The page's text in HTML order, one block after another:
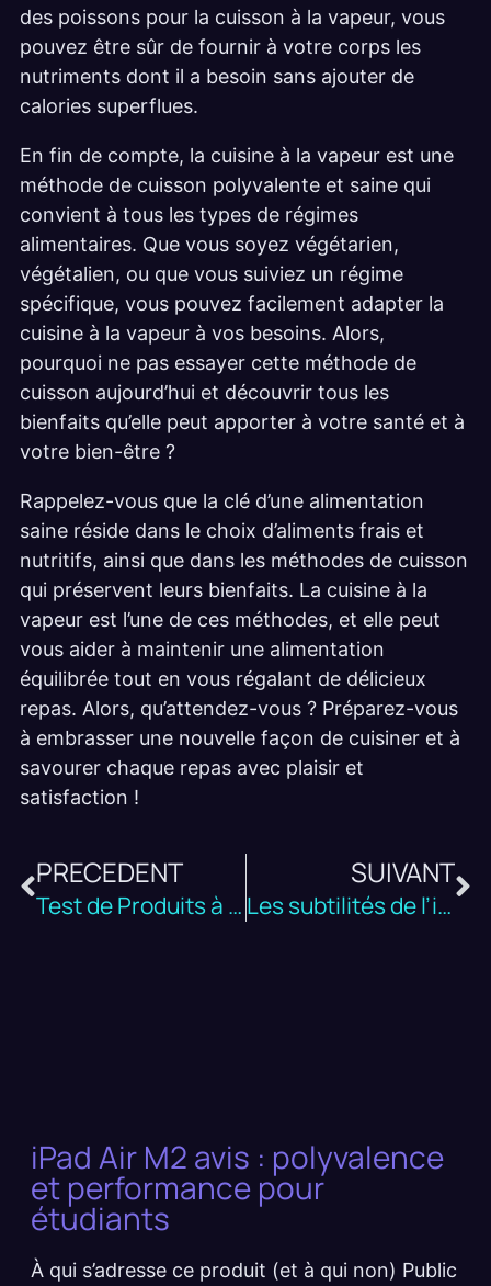
des poissons pour la cuisson à la vapeur, vous
pouvez être sûr de fournir à votre corps les
nutriments dont il a besoin sans ajouter de
calories superflues.
En fin de compte, la cuisine à la vapeur est une
méthode de cuisson polyvalente et saine qui
convient à tous les types de régimes
alimentaires. Que vous soyez végétarien,
végétalien, ou que vous suiviez un régime
spécifique, vous pouvez facilement adapter la
cuisine à la vapeur à vos besoins. Alors,
pourquoi ne pas essayer cette méthode de
cuisson aujourd’hui et découvrir tous les
bienfaits qu’elle peut apporter à votre santé et à
votre bien-être ?
Rappelez-vous que la clé d’une alimentation
saine réside dans le choix d’aliments frais et
nutritifs, ainsi que dans les méthodes de cuisson
qui préservent leurs bienfaits. La cuisine à la
vapeur est l’une de ces méthodes, et elle peut
vous aider à maintenir une alimentation
équilibrée tout en vous régalant de délicieux
repas. Alors, qu’attendez-vous ? Préparez-vous
à embrasser une nouvelle façon de cuisiner et à
savourer chaque repas avec plaisir et
satisfaction !
PRECEDENT
Test de Produits à Base de Plantes : Quels Sont les Meilleurs ?
SUIVANT
Les subtilités de l’interaction sociale au Japon : Aborder un Japonais facilement
iPad Air M2 avis : polyvalence
et performance pour
étudiants
À qui s’adresse ce produit (et à qui non) Public